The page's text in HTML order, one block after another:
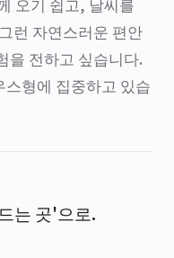
런 자연스러운 편안
을 전하고 싶습니다.
형에 집중하고 있습
는 곳'으로.